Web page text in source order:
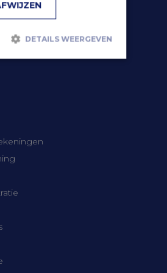
DETAILS WEERGEVEN
van de website
gebruikersaanmelding en
De website kan niet goed
zonder de strikt